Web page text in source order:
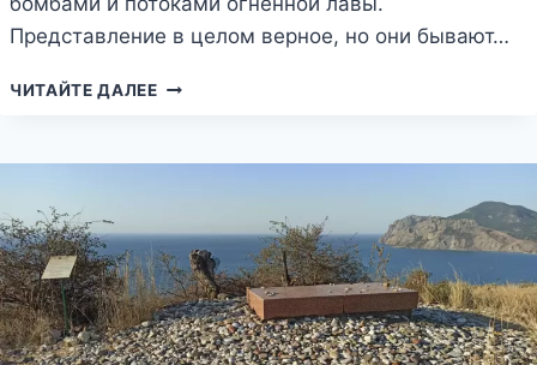
Представление в целом верное, но они бывают…
ЧИТАЙТЕ ДАЛЕЕ БУЛГАНАКСКИЕ
НА